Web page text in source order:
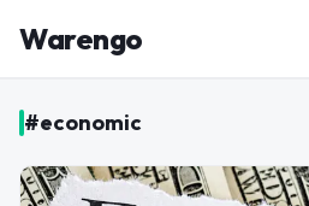
Warengo
#economic